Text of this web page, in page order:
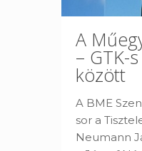
A
– GTK-
között
A BME
sor a
Neumann